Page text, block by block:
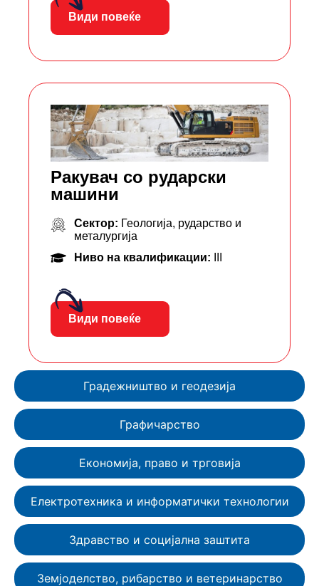
Градежништво и геодезија
Графичарство
Економија, право и трговија
Електротехника и информатички технологии
Здравство и социјална заштита
Земјоделство, рибарство и ветеринарство
Види повеќе
Ракувач со рударски
машини
Сектор: Геологија, рударство и
металургија
Ниво на квалификации:
Види повеќе